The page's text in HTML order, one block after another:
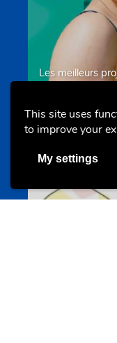
This site uses
to improve your
My settings
Les meilleurs